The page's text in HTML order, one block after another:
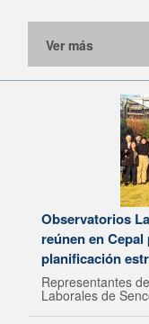
Ver más
Observatorios
reúnen en
planificación
Representantes
Laborales de